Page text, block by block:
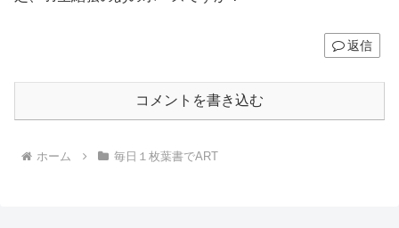
返信
コメントを書き込む
ホーム 毎日１枚葉書でART